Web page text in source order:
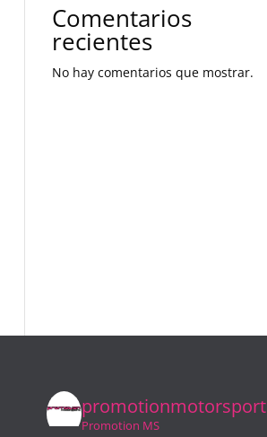
Comentarios
recientes
No hay comentarios que mostrar.
promotionmotorsport
Promotion MS